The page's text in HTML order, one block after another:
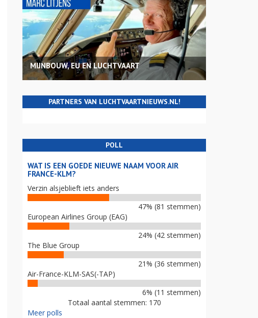
MIJNBOUW, EU EN LUCHTVAART
PARTNERS VAN LUCHTVAARTNIEUWS.NL!
POLL
WAT IS EEN GOEDE NIEUWE NAAM VOOR AIR
FRANCE-KLM?
Verzin alsjeblieft iets anders
47% (81 stemmen)
European Airlines Group (EAG)
24% (42 stemmen)
The Blue Group
21% (36 stemmen)
Air-France-KLM-SAS(-TAP)
6% (11 stemmen)
Totaal aantal stemmen: 170
Meer polls